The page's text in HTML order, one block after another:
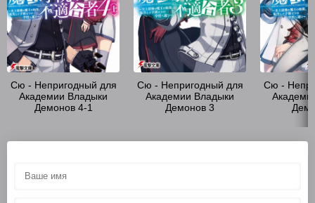
28 Владыка демонов v04-2 - Глава 66
29 Владыка демонов v04-2 - Глава 67
30 Владыка демонов v04-2 - Глава 68
31 Владыка демонов v04-2 - Глава 69
32 Владыка демонов v04-2 - Глава 70
Сю - Непригодный для
Академии Владыки
Демонов 4-1
Сю - Непригодный для
Академии Владыки
Демонов 3
Сю -